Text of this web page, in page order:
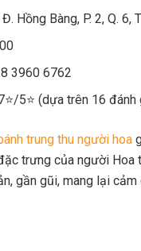
Hồng Bàng, P. 2, Q. 6,
3960 6762
5⭐ (dựa trên 16 đánh
trung thu người hoa
trưng của người Hoa
gần gũi, mang lại cảm